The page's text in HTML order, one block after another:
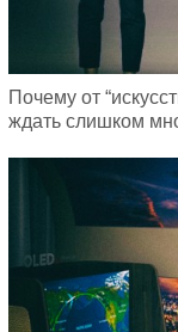
Почему от
ждать слишком